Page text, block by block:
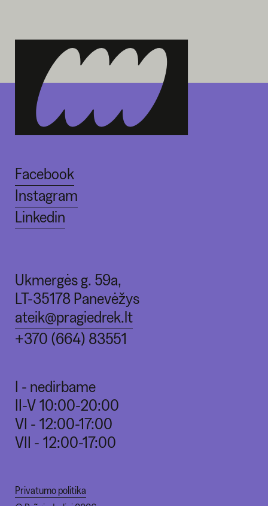
Facebook
Instagram
Linkedin
Ukmergės g. 59a,
LT-35178 Panevėžys
ateik@pragiedrek.lt
+370 (664) 83551
I - nedirbame
II-V 10:00-20:00
VI - 12:00-17:00
VII - 12:00-17:00
Privatumo politika